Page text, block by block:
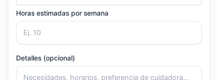
Horas estimadas por semana
Detalles (opcional)